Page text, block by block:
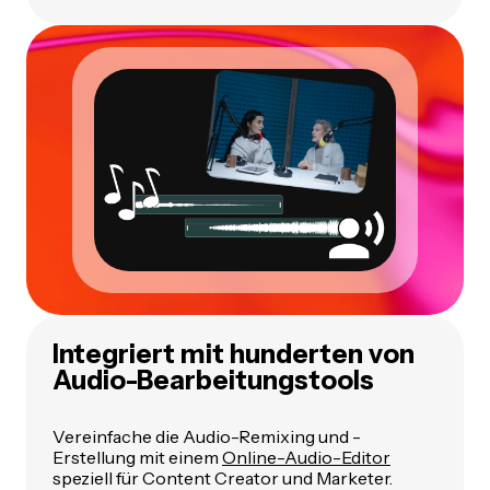
Integriert mit hunderten von
Audio-Bearbeitungstools
Vereinfache die Audio-Remixing und -
Erstellung mit einem Online-Audio-Editor
speziell für Content Creator und Marketer.